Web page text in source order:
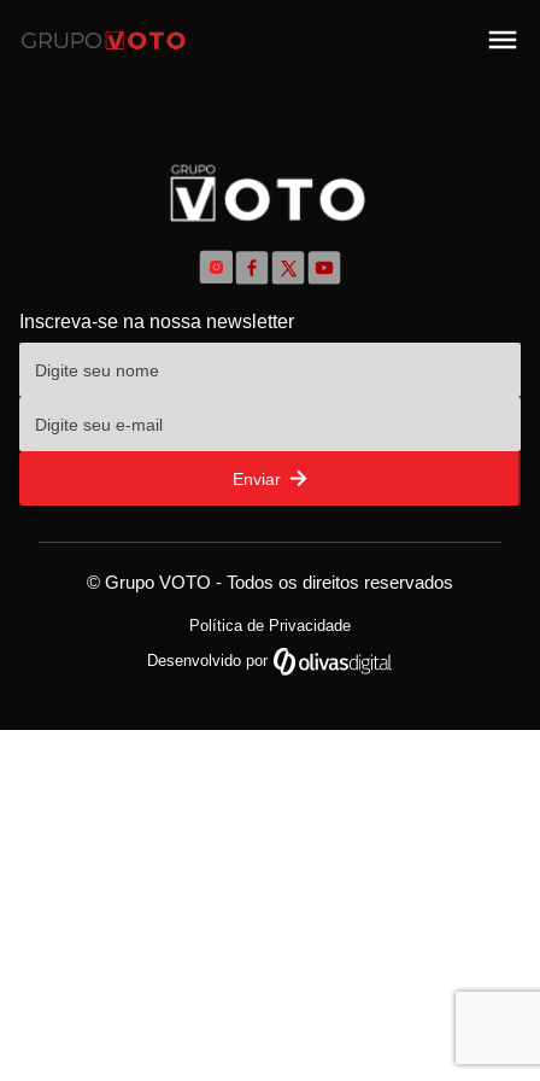
Inscreva-se na nossa newsletter
Enviar
© Grupo VOTO - Todos os direitos reservados
Política de Privacidade
Desenvolvido por